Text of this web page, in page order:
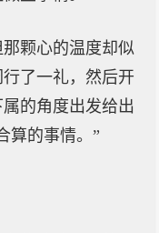
颗心的温度却似
了一礼，然后开
的角度出发给出
算的事情。”